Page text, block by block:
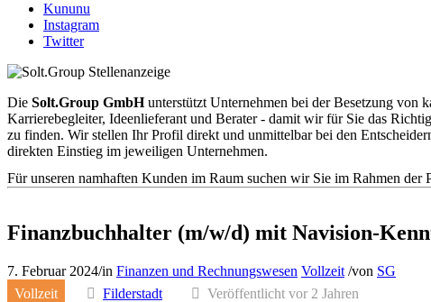
Kununu
Instagram
Twitter
Die Solt.Group GmbHunterstützt Unternehmen bei der Besetzung von
Karrierebegleiter, Ideenlieferant und Berater - damit wir für Sie das
zu finden. Wir stellen Ihr Profil direkt und unmittelbar bei den
direkten Einstieg im jeweiligen Unternehmen.
Für unseren namhaften Kunden im Raum suchen wir Sie im Rahmen der
Finanzbuchhalter (m/w/d) mit Navision-
7. Februar 2024/in Finanzen und Rechnungswesen Vollzeit /von SG
Vollzeit
Filderstadt Veröffentlicht vor 2 Jahren